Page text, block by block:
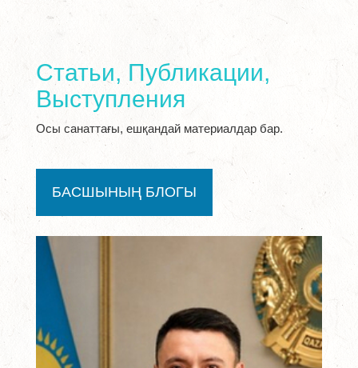
Статьи, Публикации,
Выступления
Осы санаттағы, ешқандай материалдар бар.
БАСШЫНЫҢ БЛОГЫ